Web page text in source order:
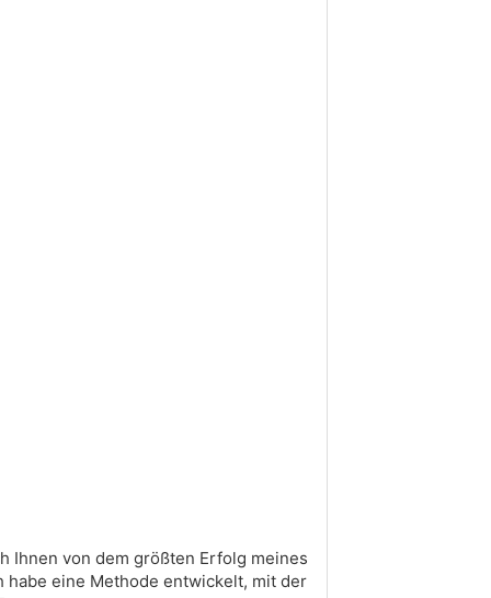
Ihnen von dem größten Erfolg meines
eine Methode entwickelt, mit der